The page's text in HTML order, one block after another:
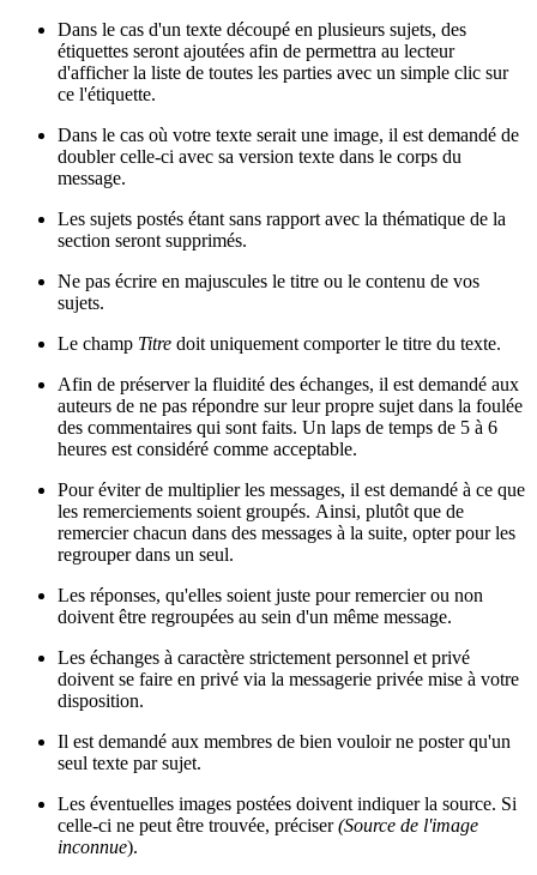
Dans le cas d'un texte découpé en plusieurs sujets, des
étiquettes seront ajoutées afin de permettra au lecteur
d'afficher la liste de toutes les parties avec un simple clic sur
ce l'étiquette.
Dans le cas où votre texte serait une image, il est demandé de
doubler celle-ci avec sa version texte dans le corps du
message.
Les sujets postés étant sans rapport avec la thématique de la
section seront supprimés.
Ne pas écrire en majuscules le titre ou le contenu de vos
sujets.
Le champ Titre doit uniquement comporter le titre du texte.
Afin de préserver la fluidité des échanges, il est demandé aux
auteurs de ne pas répondre sur leur propre sujet dans la foulée
des commentaires qui sont faits. Un laps de temps de 5 à 6
heures est considéré comme acceptable.
Pour éviter de multiplier les messages, il est demandé à ce que
les remerciements soient groupés. Ainsi, plutôt que de
remercier chacun dans des messages à la suite, opter pour les
regrouper dans un seul.
Les réponses, qu'elles soient juste pour remercier ou non
doivent être regroupées au sein d'un même message.
Les échanges à caractère strictement personnel et privé
doivent se faire en privé via la messagerie privée mise à votre
disposition.
Il est demandé aux membres de bien vouloir ne poster qu'un
seul texte par sujet.
Les éventuelles images postées doivent indiquer la source. Si
celle-ci ne peut être trouvée, préciser(Source de l'image
inconnue).